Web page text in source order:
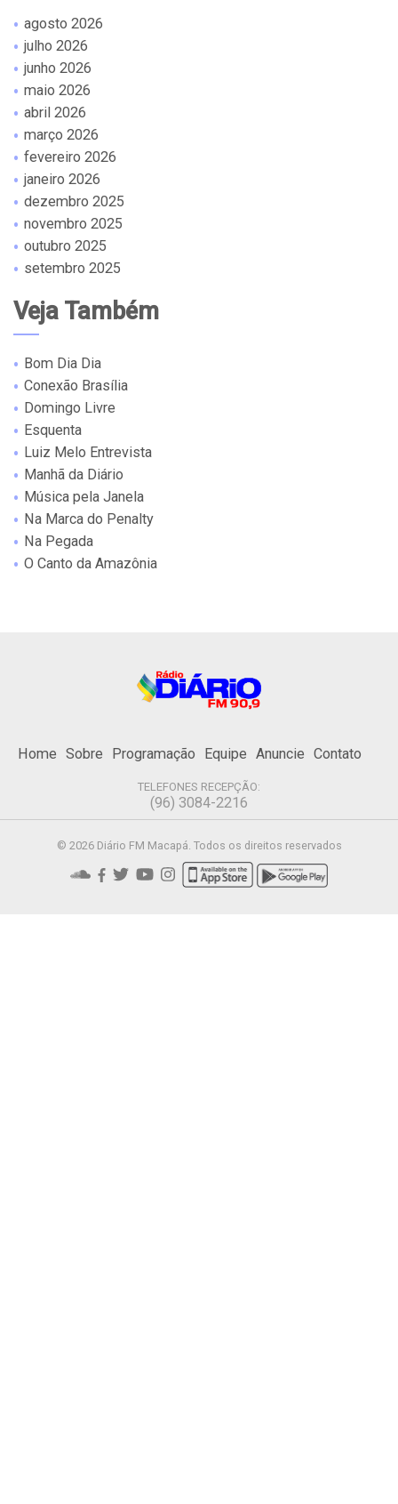
agosto 2026
julho 2026
junho 2026
maio 2026
abril 2026
março 2026
fevereiro 2026
janeiro 2026
dezembro 2025
novembro 2025
outubro 2025
setembro 2025
Veja Também
Bom Dia Dia
Conexão Brasília
Domingo Livre
Esquenta
Luiz Melo Entrevista
Manhã da Diário
Música pela Janela
Na Marca do Penalty
Na Pegada
O Canto da Amazônia
Home Sobre Programação Equipe Anuncie Contato
TELEFONES RECEPÇÃO:
(96) 3084-2216
© 2026 Diário FM Macapá. Todos os direitos reservados